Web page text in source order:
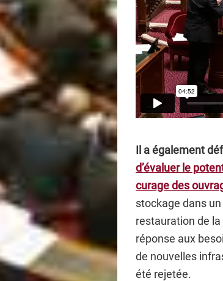
Il a également
d’évaluer le
curage des
stockage dans
restauration de
réponse aux
de nouvelles
été rejetée.